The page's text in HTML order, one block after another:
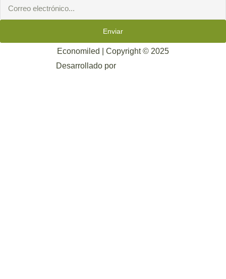
Enviar
Economiled | Copyright © 2025
Desarrollado por